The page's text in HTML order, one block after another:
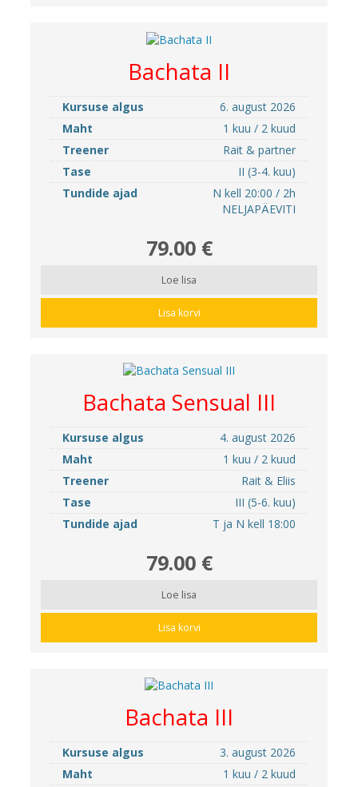
Bachata II
Kursuse algus
6. august 2026
Maht
1 kuu / 2 kuud
Treener
Rait & partner
Tase
II (3-4. kuu)
Tundide ajad
N kell 20:00 / 2h
NELJAPÄEVITI
79.00 €
Loe lisa
Lisa korvi
Bachata Sensual III
Kursuse algus
4. august 2026
Maht
1 kuu / 2 kuud
Treener
Rait & Eliis
Tase
III (5-6. kuu)
Tundide ajad
T ja N kell 18:00
79.00 €
Loe lisa
Lisa korvi
Bachata III
Kursuse algus
3. august 2026
Maht
1 kuu / 2 kuud